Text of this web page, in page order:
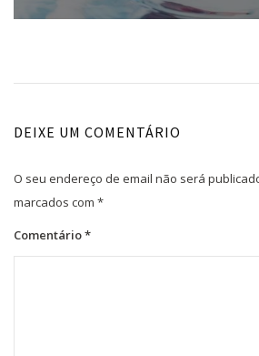
DEIXE UM COMENTÁRIO
O seu endereço de email não será
marcados com *
Comentário*